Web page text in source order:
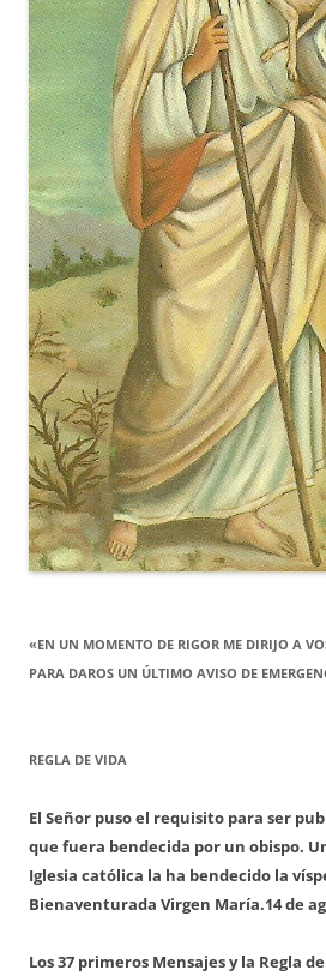
«EN UN MOMENTO DE RIGOR ME DIRIJO A
PARA DAROS UN ÚLTIMO AVISO DE
REGLA DE VIDA
El Señor puso el requisito para ser
que fuera bendecida por un obispo.
Iglesia católica la ha bendecido la
Bienaventurada Virgen María.14 de
Los 37 primeros Mensajes y la Regla